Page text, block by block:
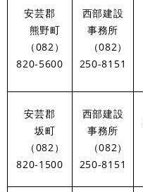
安芸郡
熊野町
（082）
820-5600
西部建設
事務所
（082）
250-8151
安芸郡
坂町
（082）
820-1500
西部建設
事務所
（082）
250-8151